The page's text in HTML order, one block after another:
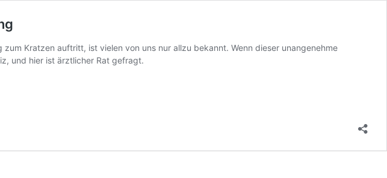
Kratzen auftritt, ist vielen von uns nur allzu bekannt. Wenn dieser unangenehme
und hier ist ärztlicher Rat gefragt.